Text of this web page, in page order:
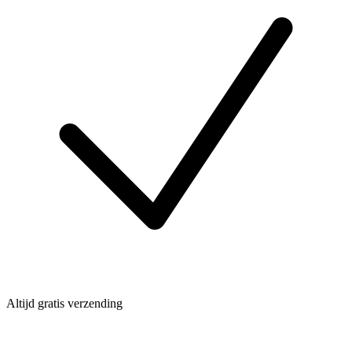
Altijd gratis verzending